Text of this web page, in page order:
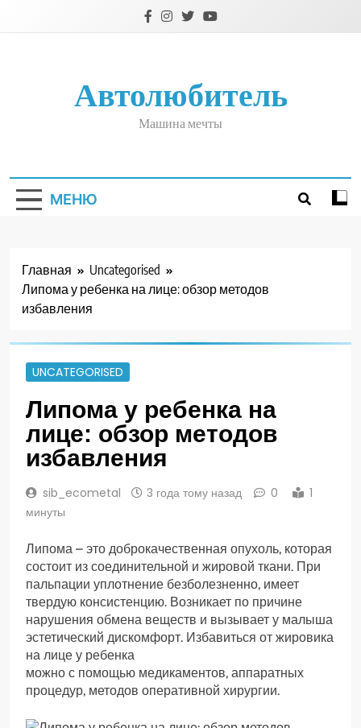
Автолюбитель
Машина мечты
МЕНЮ
Главная
Uncategorised
Липома у ребенка на лице: обзор методов
избавления
UNCATEGORISED
Липома у ребенка на
лице: обзор методов
избавления
sib_ecometal 3 года тому назад 0
1
минуты
Липома – это доброкачественная опухоль, которая
состоит из соединительной и жировой ткани. При
пальпации уплотнение безболезненно, имеет
твердую консистенцию. Возникает по причине
нарушения обмена веществ и вызывает у малыша
эстетический дискомфорт. Избавиться от жировика
на лице у ребенка
можно с помощью медикаментов, аппаратных
процедур, методов оперативной хирургии.